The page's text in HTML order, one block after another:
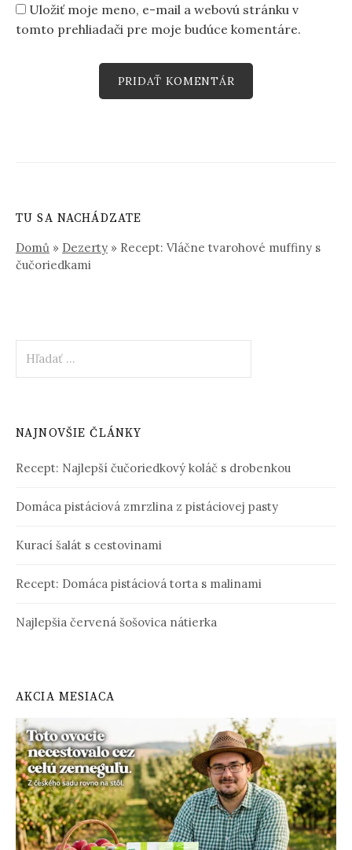
Uložiť moje meno, e-mail a webovú stránku v
tomto prehliadači pre moje budúce komentáre.
TU SA NACHÁDZATE
Domů » Dezerty » Recept: Vláčne tvarohové muffiny s
čučoriedkami
NAJNOVŠIE ČLÁNKY
Recept: Najlepší čučoriedkový koláč s drobenkou
Domáca pistáciová zmrzlina z pistáciovej pasty
Kurací šalát s cestovinami
Recept: Domáca pistáciová torta s malinami
Najlepšia červená šošovica nátierka
AKCIA MESIACA